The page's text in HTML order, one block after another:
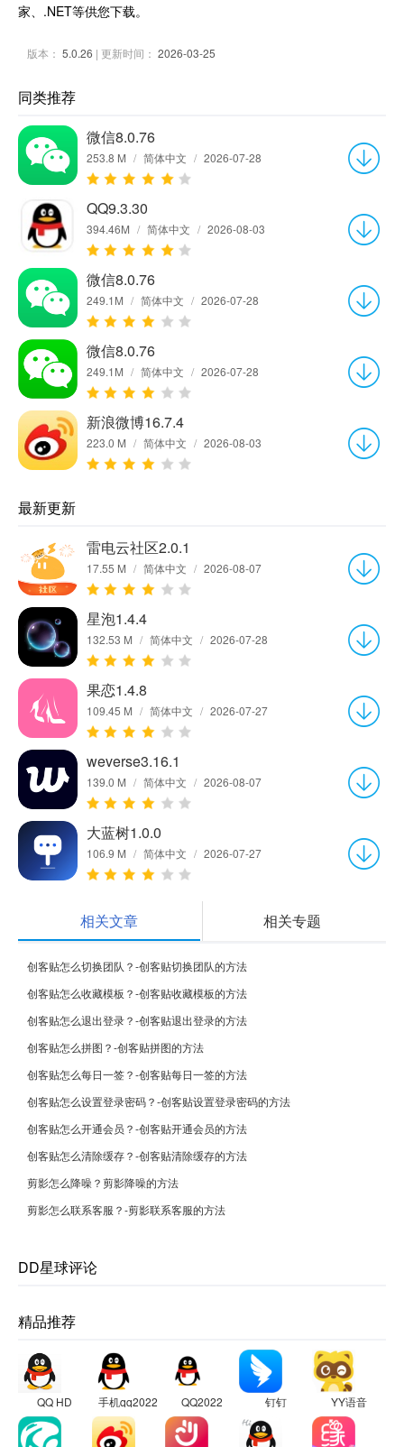
家、.NET等供您下载。
版本： 5.0.26 | 更新时间： 2026-03-25
同类推荐
微信8.0.76
253.8 M / 简体中文 / 2026-07-28
QQ9.3.30
394.46M / 简体中文 / 2026-08-03
微信8.0.76
249.1M / 简体中文 / 2026-07-28
微信8.0.76
249.1M / 简体中文 / 2026-07-28
新浪微博16.7.4
223.0 M / 简体中文 / 2026-08-03
最新更新
雷电云社区2.0.1
17.55 M / 简体中文 / 2026-08-07
星泡1.4.4
132.53 M / 简体中文 / 2026-07-28
果恋1.4.8
109.45 M / 简体中文 / 2026-07-27
weverse3.16.1
139.0 M / 简体中文 / 2026-08-07
大蓝树1.0.0
106.9 M / 简体中文 / 2026-07-27
相关文章 相关专题
创客贴怎么切换团队？-创客贴切换团队的方法
创客贴怎么收藏模板？-创客贴收藏模板的方法
创客贴怎么退出登录？-创客贴退出登录的方法
创客贴怎么拼图？-创客贴拼图的方法
创客贴怎么每日一签？-创客贴每日一签的方法
创客贴怎么设置登录密码？-创客贴设置登录密码的方法
创客贴怎么开通会员？-创客贴开通会员的方法
创客贴怎么清除缓存？-创客贴清除缓存的方法
剪影怎么降噪？剪影降噪的方法
剪影怎么联系客服？-剪影联系客服的方法
DD星球评论
精品推荐
QQ HD 手机qq2022 QQ2022 钉钉 YY语音